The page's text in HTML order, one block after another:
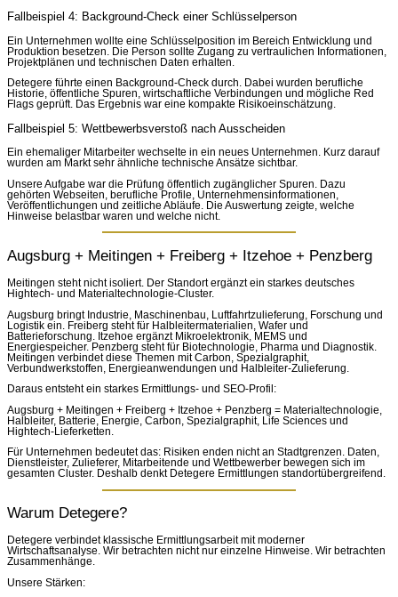
Fallbeispiel 4: Background-Check einer Schlüsselperson
Ein Unternehmen wollte eine Schlüsselposition im Bereich Entwicklung und
Produktion besetzen. Die Person sollte Zugang zu vertraulichen Informationen,
Projektplänen und technischen Daten erhalten.
Detegere führte einen Background-Check durch. Dabei wurden berufliche
Historie, öffentliche Spuren, wirtschaftliche Verbindungen und mögliche Red
Flags geprüft. Das Ergebnis war eine kompakte Risikoeinschätzung.
Fallbeispiel 5: Wettbewerbsverstoß nach Ausscheiden
Ein ehemaliger Mitarbeiter wechselte in ein neues Unternehmen. Kurz darauf
wurden am Markt sehr ähnliche technische Ansätze sichtbar.
Unsere Aufgabe war die Prüfung öffentlich zugänglicher Spuren. Dazu
gehörten Webseiten, berufliche Profile, Unternehmensinformationen,
Veröffentlichungen und zeitliche Abläufe. Die Auswertung zeigte, welche
Hinweise belastbar waren und welche nicht.
Augsburg + Meitingen + Freiberg + Itzehoe + Penzberg
Meitingen steht nicht isoliert. Der Standort ergänzt ein starkes deutsches
Hightech- und Materialtechnologie-Cluster.
Augsburg bringt Industrie, Maschinenbau, Luftfahrtzulieferung, Forschung und
Logistik ein. Freiberg steht für Halbleitermaterialien, Wafer und
Batterieforschung. Itzehoe ergänzt Mikroelektronik, MEMS und
Energiespeicher. Penzberg steht für Biotechnologie, Pharma und Diagnostik.
Meitingen verbindet diese Themen mit Carbon, Spezialgraphit,
Verbundwerkstoffen, Energieanwendungen und Halbleiter-Zulieferung.
Daraus entsteht ein starkes Ermittlungs- und SEO-Profil:
Augsburg + Meitingen + Freiberg + Itzehoe + Penzberg = Materialtechnologie,
Halbleiter, Batterie, Energie, Carbon, Spezialgraphit, Life Sciences und
Hightech-Lieferketten.
Für Unternehmen bedeutet das: Risiken enden nicht an Stadtgrenzen. Daten,
Dienstleister, Zulieferer, Mitarbeitende und Wettbewerber bewegen sich im
gesamten Cluster. Deshalb denkt Detegere Ermittlungen standortübergreifend.
Warum Detegere?
Detegere verbindet klassische Ermittlungsarbeit mit moderner
Wirtschaftsanalyse. Wir betrachten nicht nur einzelne Hinweise. Wir betrachten
Zusammenhänge.
Unsere Stärken: